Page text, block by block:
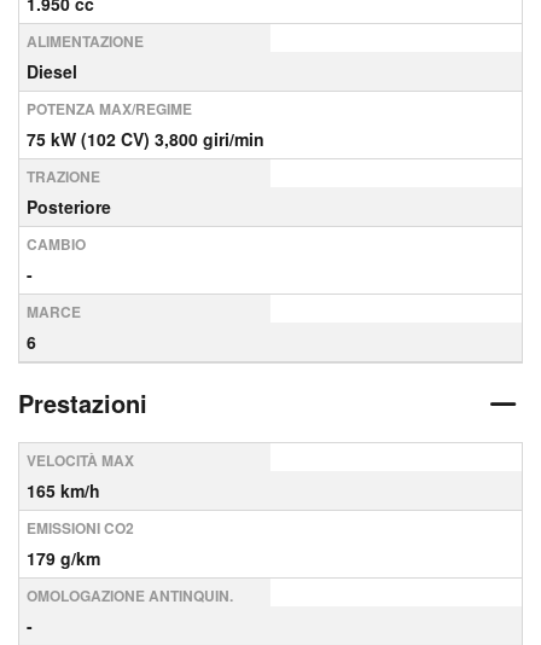
ALIMENTAZIONE
Diesel
POTENZA MAX/REGIME
75 kW (102 CV) 3,800 giri/min
TRAZIONE
Posteriore
CAMBIO
-
MARCE
6
Prestazioni
VELOCITÀ MAX
165 km/h
EMISSIONI CO2
179 g/km
OMOLOGAZIONE ANTINQUIN.
-